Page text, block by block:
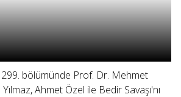
bölümünde Prof. Dr. Mehmet
Ahmet Özel ile Bedir Savaşı'nı